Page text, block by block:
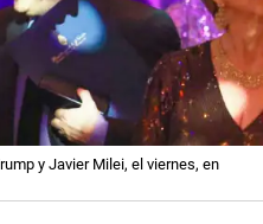
y Javier Milei, el viernes, en